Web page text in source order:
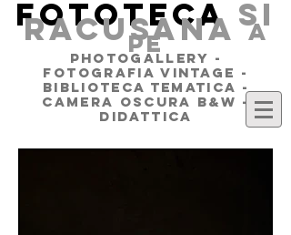
FOTOTECA SI
RACUSANAa
pe
PHOTOGALLERY -
FOTOGRAFIA VINTAGE -
BIBLIOTECA TEMATICA -
CAMERA OSCURA B&W -
DIDATTICA